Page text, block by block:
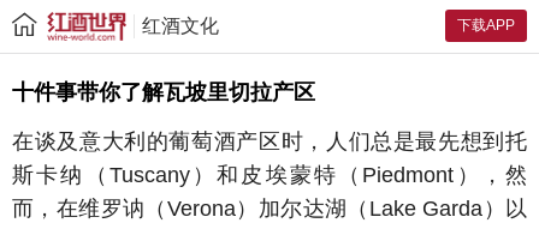
下载APP
红酒文化
十件事带你了解瓦坡里切拉产区
在谈及意大利的葡萄酒产区时，人们总是最先想到托
斯卡纳（Tuscany）和皮埃蒙特（Piedmont），然
而，在维罗讷（Verona）加尔达湖（Lake Garda）以